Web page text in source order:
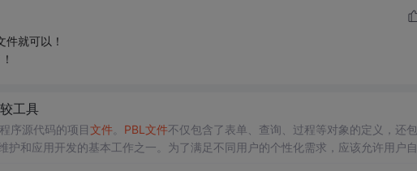
就可以！
工具
序源代码的项目文件。 PBL 文件不仅包含了表单、查询、过程等对象的定义，还包
护和应用开发的基本工作之一。为了满足不同用户的个性化需求，应该允许用户自